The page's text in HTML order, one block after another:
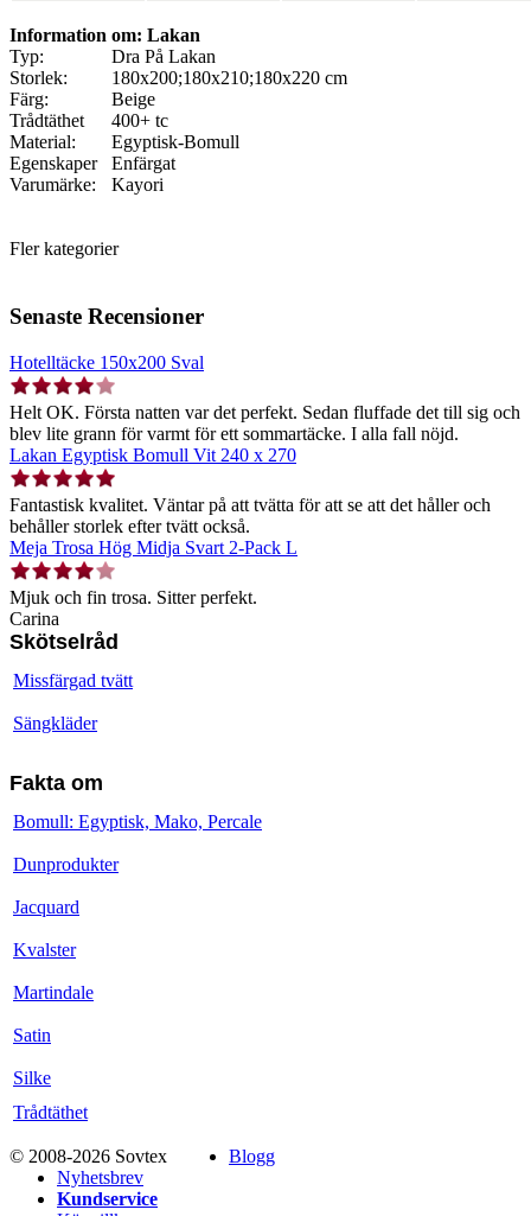
Information om: Lakan
Typ:
Dra På Lakan
Storlek:
180x200;180x210;180x220 cm
Färg:
Beige
Trådtäthet
400+ tc
Material:
Egyptisk-Bomull
Egenskaper
Enfärgat
Varumärke:
Kayori
Fler kategorier
Senaste Recensioner
Hotelltäcke 150x200 Sval
Helt OK. Första natten var det perfekt. Sedan fluffade det till sig och
blev lite grann för varmt för ett sommartäcke. I alla fall nöjd.
Lakan Egyptisk Bomull Vit 240 x 270
Fantastisk kvalitet. Väntar på att tvätta för att se att det håller och
behåller storlek efter tvätt också.
Meja Trosa Hög Midja Svart 2-Pack L
Mjuk och fin trosa. Sitter perfekt.
Carina
Skötselråd
Missfärgad tvätt
Sängkläder
Fakta om
Bomull: Egyptisk, Mako, Percale
Dunprodukter
Jacquard
Kvalster
Martindale
Satin
Silke
Trådtäthet
© 2008-2026 Sovtex
Blogg
Nyhetsbrev
Kundservice